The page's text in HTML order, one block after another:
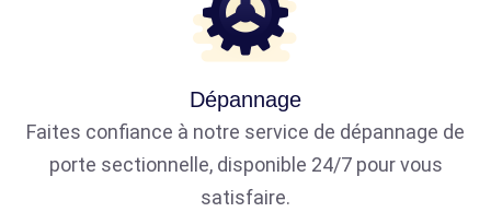
Dépannage
Faites confiance à notre service de dépannage de
porte sectionnelle, disponible 24/7 pour vous
satisfaire.